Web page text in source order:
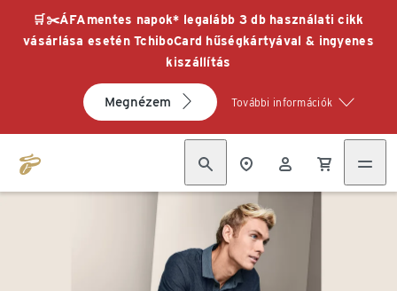
🛒✂️ÁFAmentes napok* legalább 3 db használati cikk
vásárlása esetén TchiboCard hűségkártyával & ingyenes
kiszállítás
Megnézem További információk